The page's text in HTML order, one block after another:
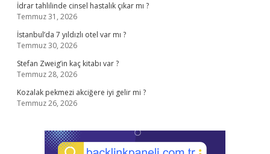
İdrar tahlilinde cinsel hastalık çıkar mı ?
Temmuz 31, 2026
İstanbul’da 7 yıldızlı otel var mı ?
Temmuz 30, 2026
Stefan Zweig’in kaç kitabı var ?
Temmuz 28, 2026
Kozalak pekmezi akciğere iyi gelir mi ?
Temmuz 26, 2026